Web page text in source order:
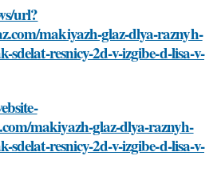
url?
makiyazh-glaz-dlya-raznyh-
sdelat-resnicy-2d-v-izgibe-d-lisa-v-
makiyazh-glaz-dlya-raznyh-
sdelat-resnicy-2d-v-izgibe-d-lisa-v-